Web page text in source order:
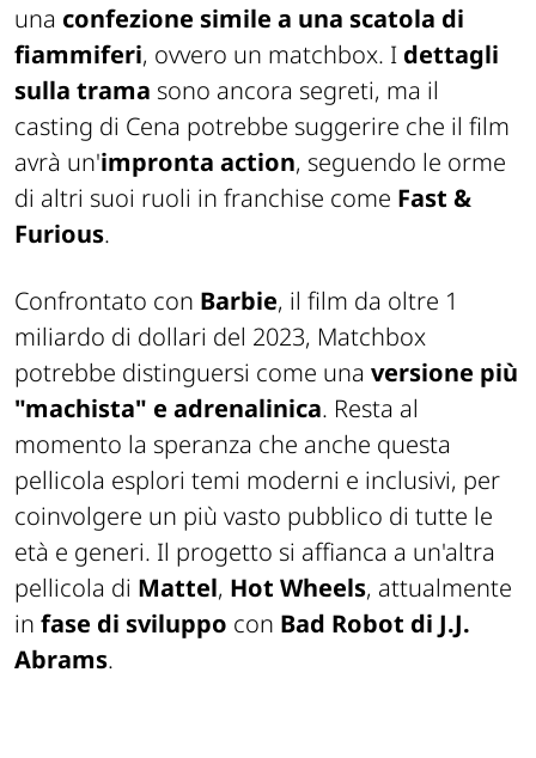
una confezione simile a una scatola di
fiammiferi, ovvero un matchbox. I dettagli
sulla trama sono ancora segreti, ma il
casting di Cena potrebbe suggerire che il film
avrà un'impronta action, seguendo le orme
di altri suoi ruoli in franchise come Fast &
Furious.
Confrontato con Barbie, il film da oltre 1
miliardo di dollari del 2023, Matchbox
potrebbe distinguersi come una versione più
"machista" e adrenalinica. Resta al
momento la speranza che anche questa
pellicola esplori temi moderni e inclusivi, per
coinvolgere un più vasto pubblico di tutte le
età e generi. Il progetto si affianca a un'altra
pellicola di Mattel, Hot Wheels, attualmente
in fase di sviluppo con Bad Robot di J.J.
Abrams.